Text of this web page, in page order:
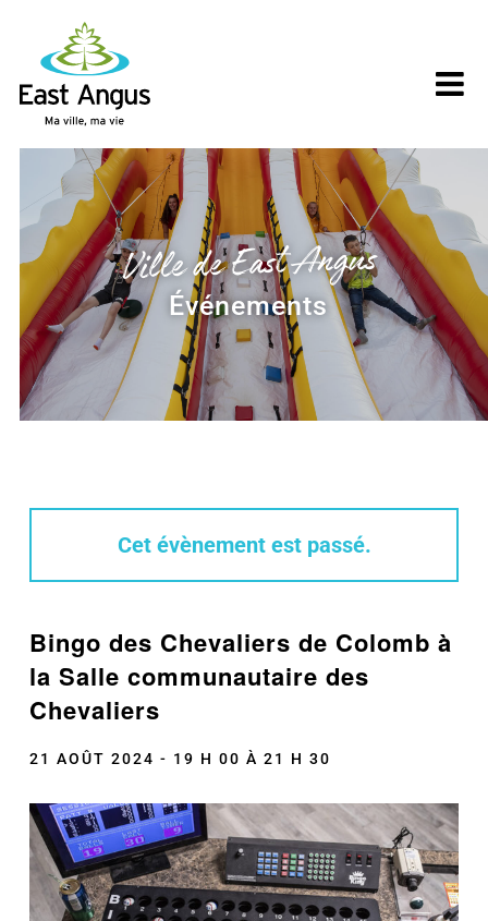
content
Ville de East Angus
Événements
Cet évènement est passé.
Bingo des Chevaliers de Colomb à
la Salle communautaire des
Chevaliers
21 AOÛT 2024 - 19 H 00 À 21 H 30